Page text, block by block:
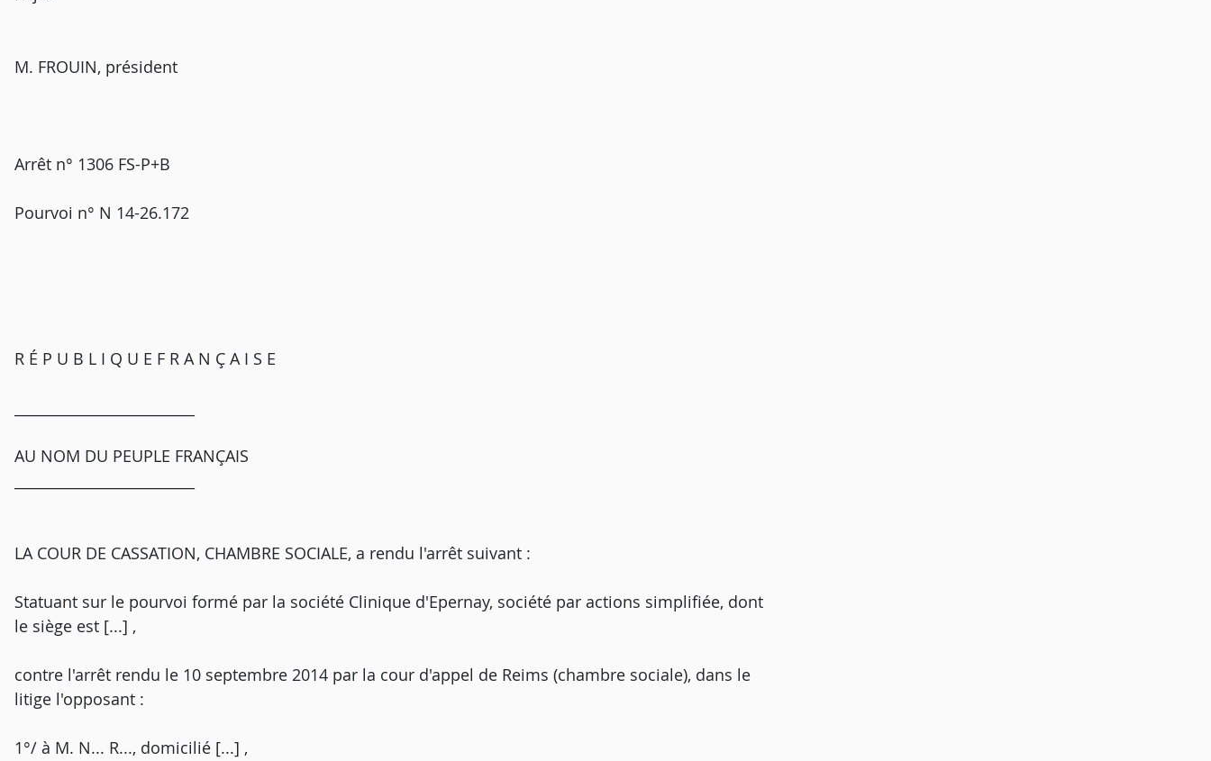
M. FROUIN, président
Arrêt n° 1306 FS-P+B
Pourvoi n° N 14-26.172
R É P U B L I Q U E F R A N Ç A I S E
AU NOM DU PEUPLE FRANÇAIS
LA COUR DE CASSATION, CHAMBRE SOCIALE, a rendu l'arrêt suivant :
Statuant sur le pourvoi formé par la société Clinique d'Epernay, société par actions simplifiée, dont
le siège est [...] ,
contre l'arrêt rendu le 10 septembre 2014 par la cour d'appel de Reims (chambre sociale), dans le
litige l'opposant :
1°/ à M. N... R..., domicilié [...] ,